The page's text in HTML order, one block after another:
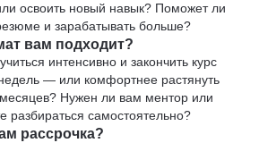
освоить новый навык? Поможет ли
и зарабатывать больше?
вам подходит?
интенсивно и закончить курс
— или комфортнее растянуть
Нужен ли вам ментор или
разбираться самостоятельно?
рассрочка?